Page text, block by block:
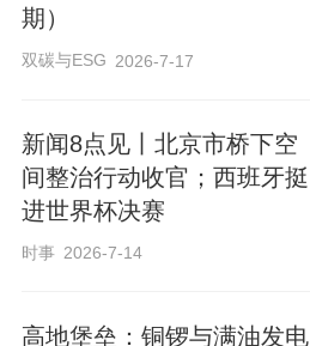
期）
双碳与ESG 2026-7-17
新闻8点见丨北京市桥下空
间整治行动收官；西班牙挺
进世界杯决赛
时事 2026-7-14
高地堡垒：铜锣与满油发电